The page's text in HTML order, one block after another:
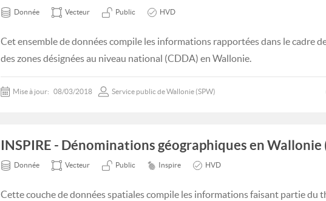
Donnée Vecteur Public HVD
Cet ensemble de données compile les informations rapportées dans le cadre
des zones désignées au niveau national (CDDA) en Wallonie.
Mise à jour: 08/03/2018 Service public de Wallonie (SPW)
INSPIRE - Dénominations géographiques en Wallonie
Donnée Vecteur Public Inspire HVD
Cette couche de données spatiales compile les informations faisant partie du